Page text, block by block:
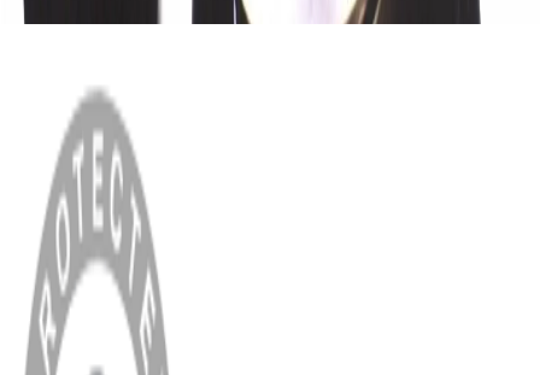
MENÜ
Anasayfa
Hakkımızda
Blog
MÜŞTERİ HİZMETLERİ
Hesabım
Sipariş Sorgulama
Banka Hesap Bilgileri